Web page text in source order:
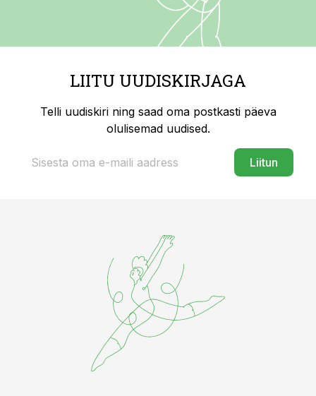
LIITU UUDISKIRJAGA
Telli uudiskiri ning saad oma postkasti päeva
olulisemad uudised.
Liitun